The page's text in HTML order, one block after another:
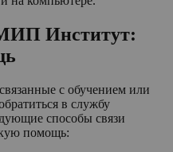
Институт:
с обучением или
в службу
способы связи
помощь: